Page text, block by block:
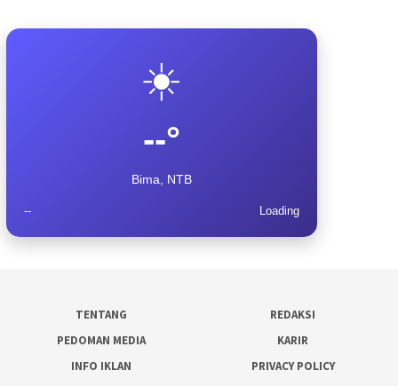
☀️
--°
Bima, NTB
-- Loading
TENTANG
REDAKSI
PEDOMAN MEDIA
KARIR
INFO IKLAN
PRIVACY POLICY